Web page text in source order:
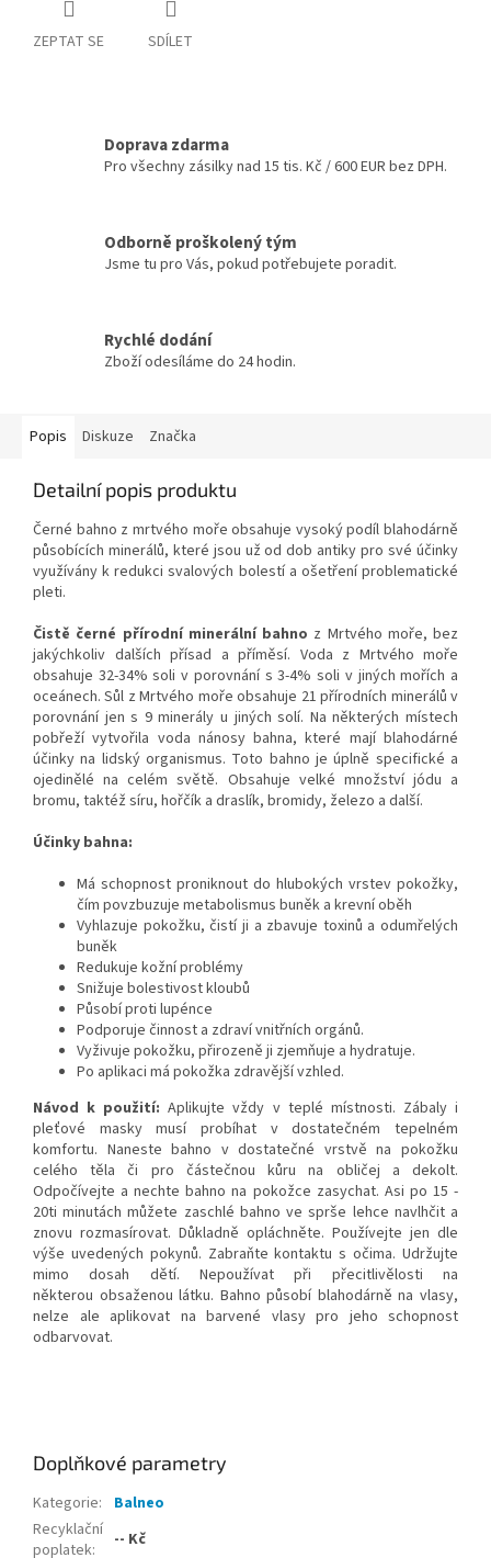
ZEPTAT SE SDÍLET
Doprava zdarma
Pro všechny zásilky nad 15 tis. Kč / 600 EUR bez DPH.
Odborně proškolený tým
Jsme tu pro Vás, pokud potřebujete poradit.
Rychlé dodání
Zboží odesíláme do 24 hodin.
Popis Diskuze Značka
Detailní popis produktu
Černé bahno z mrtvého moře obsahuje vysoký podíl blahodárně
působících minerálů, které jsou už od dob antiky pro své účinky
využívány k redukci svalových bolestí a ošetření problematické
pleti.
Čistě černé přírodní minerální bahno z Mrtvého moře, bez
jakýchkoliv dalších přísad a příměsí. Voda z Mrtvého moře
obsahuje 32-34% soli v porovnání s 3-4% soli v jiných mořích a
oceánech. Sůl z Mrtvého moře obsahuje 21 přírodních minerálů v
porovnání jen s 9 minerály u jiných solí. Na některých místech
pobřeží vytvořila voda nánosy bahna, které mají blahodárné
účinky na lidský organismus. Toto bahno je úplně specifické a
ojedinělé na celém světě. Obsahuje velké množství jódu a
bromu, taktéž síru, hořčík a draslík, bromidy, železo a další.
Účinky bahna:
Má schopnost proniknout do hlubokých vrstev pokožky,
čím povzbuzuje metabolismus buněk a krevní oběh
Vyhlazuje pokožku, čistí ji a zbavuje toxinů a odumřelých
buněk
Redukuje kožní problémy
Snižuje bolestivost kloubů
Působí proti lupénce
Podporuje činnost a zdraví vnitřních orgánů.
Vyživuje pokožku, přirozeně ji zjemňuje a hydratuje.
Po aplikaci má pokožka zdravější vzhled.
Návod k použití: Aplikujte vždy v teplé místnosti. Zábaly i
pleťové masky musí probíhat v dostatečném tepelném
komfortu. Naneste bahno v dostatečné vrstvě na pokožku
celého těla či pro částečnou kůru na obličej a dekolt.
Odpočívejte a nechte bahno na pokožce zasychat. Asi po 15 -
20ti minutách můžete zaschlé bahno ve sprše lehce navlhčit a
znovu rozmasírovat. Důkladně opláchněte. Používejte jen dle
výše uvedených pokynů. Zabraňte kontaktu s očima. Udržujte
mimo dosah dětí. Nepoužívat při přecitlivělosti na
některou obsaženou látku. Bahno působí blahodárně na vlasy,
nelze ale aplikovat na barvené vlasy pro jeho schopnost
odbarvovat.
Doplňkové parametry
Kategorie:
Balneo
Recyklační
poplatek: -- Kč